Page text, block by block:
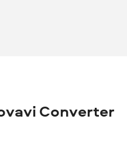
Converter